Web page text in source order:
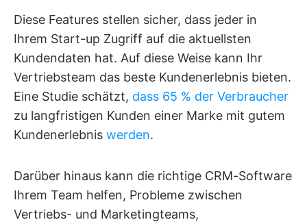
Diese Features stellen sicher, dass jeder in
Ihrem Start-up Zugriff auf die aktuellsten
Kundendaten hat. Auf diese Weise kann Ihr
Vertriebsteam das beste Kundenerlebnis bieten.
Eine Studie schätzt, dass 65 % der Verbraucher
zu langfristigen Kunden einer Marke mit gutem
Kundenerlebnis werden.
Darüber hinaus kann die richtige CRM-Software
Ihrem Team helfen, Probleme zwischen
Vertriebs- und Marketingteams,